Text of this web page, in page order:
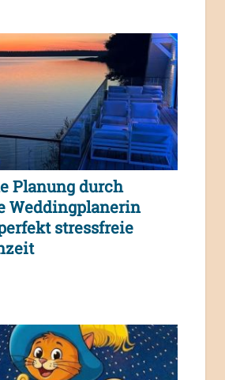
Planung durch
Weddingplanerin
stressfreie